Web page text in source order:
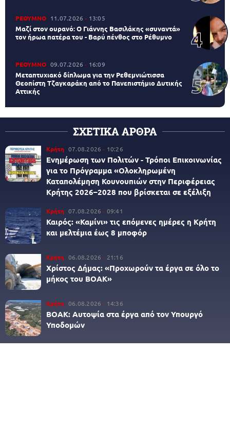
ΡΕΘΥΜΝΟ 11.07.2026 13:05
Μαζί στον ουρανό: Ο Γιάννης Βασιλάκης «συναντά»
τον ήρωα πατέρα του - Βαρύ πένθος στο Ρέθυμνο
ΡΕΘΥΜΝΟ 09.07.2026 16:09
Μεταπτυχιακό δίπλωμα για την Ρεθεμνιώτισσα
Θεοπίστη Τζαγκαράκη από το Πανεπιστήμιο Δυτικής
Αττικής
ΣΧΕΤΙΚΑ ΑΡΘΡΑ
Κρήτη 07.08.2026 10:26
Ενημέρωση των Πολιτών - Τρόποι Επικοινωνίας
για το Πρόγραμμα «Ολοκληρωμένη
Καταπολέμηση Κουνουπιών στην Περιφέρειας
Κρήτης 2026–2028 που βρίσκεται σε εξέλιξη
Κρήτη 07.08.2026 09:41
Καιρός: «Καμίνι» τις επόμενες ημέρες η Κρήτη
και μελτέμια έως 8 μποφόρ
Κρήτη 06.08.2026 21:16
Χρίστος Δήμας: «Προχωρούν τα έργα σε όλο το
μήκος του ΒΟΑΚ»
Κρήτη 06.08.2026 14:36
ΒΟΑΚ: Αυτοψία στα έργα από τον Υπουργό
Υποδομών